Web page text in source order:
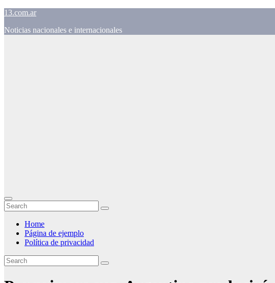
Skip
content
13.com.ar
Noticias nacionales e internacionales
Home
Página de ejemplo
Política de privacidad